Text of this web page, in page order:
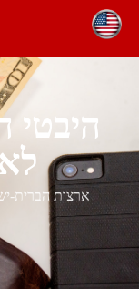
היבטי
ארצות הברית-